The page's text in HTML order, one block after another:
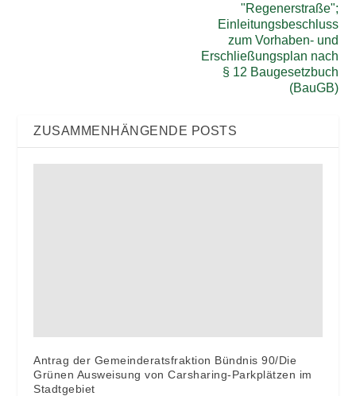
"Regenerstraße";
Einleitungsbeschluss
zum Vorhaben- und
Erschließungsplan nach
§ 12 Baugesetzbuch
(BauGB)
ZUSAMMENHÄNGENDE POSTS
Antrag der Gemeinderatsfraktion Bündnis 90/Die
Grünen Ausweisung von Carsharing-Parkplätzen im
Stadtgebiet